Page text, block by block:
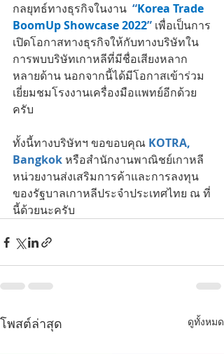
กลยุทธ์ทางธุรกิจในงาน “Korea Trade
BoomUp Showcase 2022” เพื่อเป็นการ
เปิดโอกาสทางธุรกิจให้กับทางบริษัทใน
การพบบริษัทเกาหลีที่มีชื่อเสียงหลาก
หลายด้าน นอกจากนี้ได้มีโอกาสเข้าร่วม
เยี่ยมชมโรงงานเครื่องมือแพทย์อีกด้วย
ครับ
ทั้งนี้ทางบริษัทฯ ขอขอบคุณ KOTRA,
Bangkok หรือสำนักงานพาณิชย์เกาหลี
หน่วยงานส่งเสริมการค้าและการลงทุน
ของรัฐบาลเกาหลีประจำประเทศไทย ณ ที่
นี้ด้วยนะครับ
โพสต์ล่าสุด ดูทั้งหมด